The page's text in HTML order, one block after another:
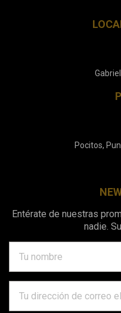
Pocitos,
Entérate de nuestras
nadie.